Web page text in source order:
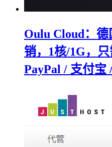
Oulu Cloud：德
销，1核/1G，
PayPal / 支付宝